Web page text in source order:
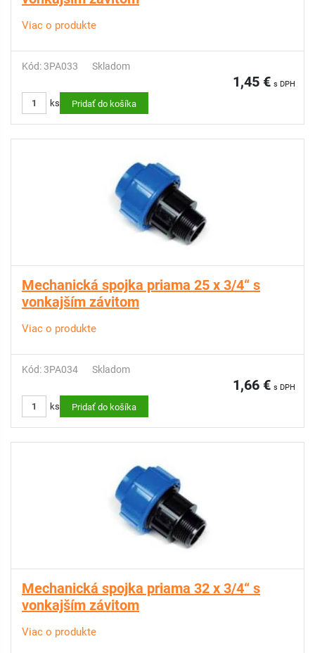
Viac o produkte
Kód: 3PA033 Skladom
1,45 € s DPH
ks Pridať do košíka
Mechanická spojka priama 25 x 3/4“ s
vonkajším závitom
Viac o produkte
Kód: 3PA034 Skladom
1,66 € s DPH
ks Pridať do košíka
Mechanická spojka priama 32 x 3/4“ s
vonkajším závitom
Viac o produkte